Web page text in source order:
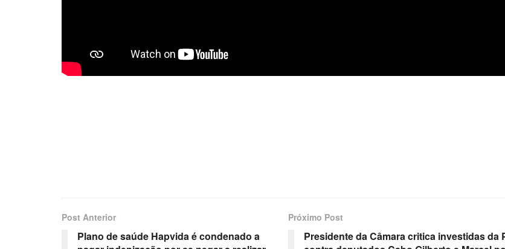
Post Anterior
Plano de saúde Hapvida é condenado a
Próximo Post
Presidente da Câmara critica investidas da